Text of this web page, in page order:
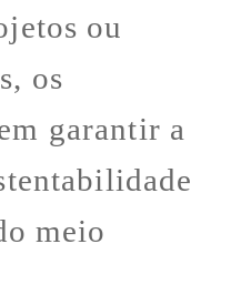
ou
os
garantir a
meio